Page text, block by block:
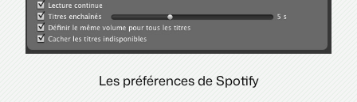
Les préférences de Spotify